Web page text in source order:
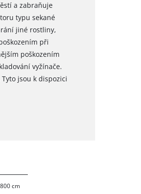
a zabraňuje
typu sekané
jiné rostliny,
při
poškozením
vyžínače.
jsou k dispozici
800 cm